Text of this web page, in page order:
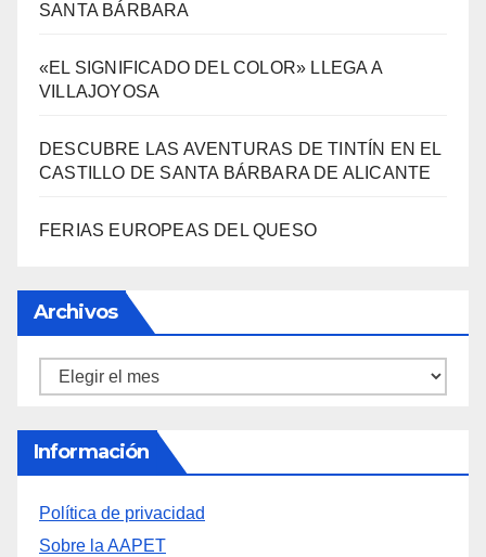
SANTA BÁRBARA
«EL SIGNIFICADO DEL COLOR» LLEGA A
VILLAJOYOSA
DESCUBRE LAS AVENTURAS DE TINTÍN EN EL
CASTILLO DE SANTA BÁRBARA DE ALICANTE
FERIAS EUROPEAS DEL QUESO
Archivos
Archivos
Información
Política de privacidad
Sobre la AAPET